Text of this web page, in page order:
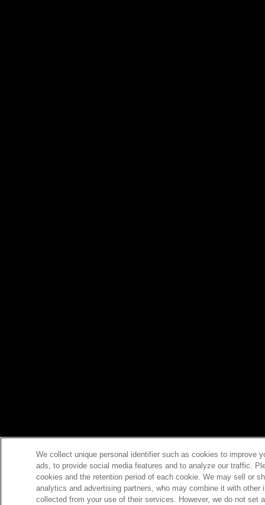
We collect unique personal identifier such as cookies to improve
ads, to provide social media features and to analyze our traffic.
cookies and the retention period of each cookie. We may sell or
analytics and advertising partners, who may combine it with
collected from your use of their services. However, we do not set